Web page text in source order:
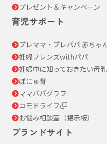
プレゼント＆キャンペーン
育児サポート
プレママ・プレパパ 赤ちゃ
妊婦フレンズwithパパ
妊娠中に知っておきたい母
ぼにゅ育
ママパパグラフ
コモドライフ
お悩み相談室（掲示板）
ブランドサイト